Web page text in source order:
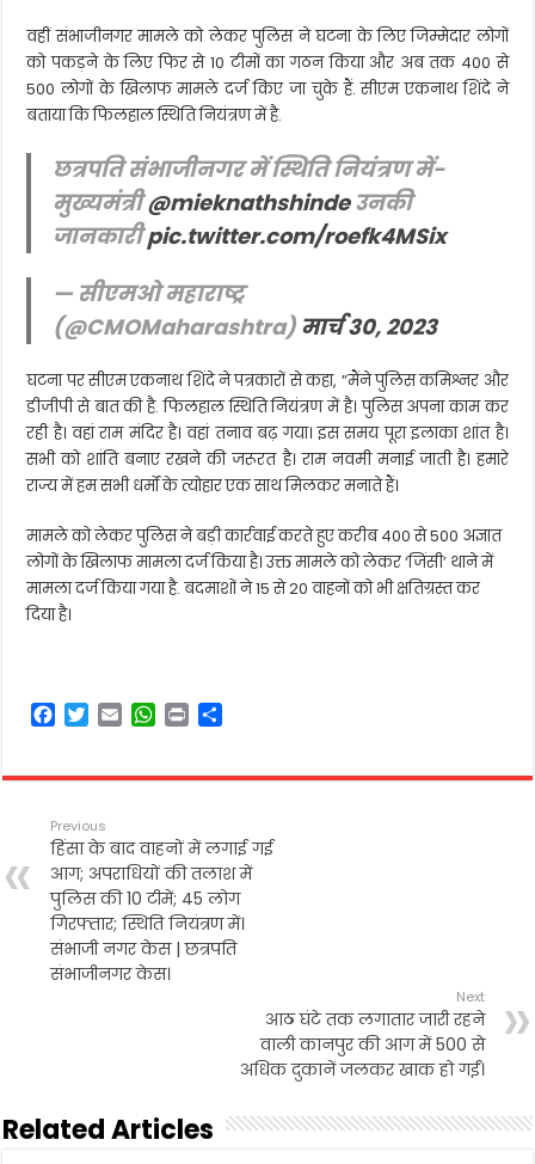
वहीं संभाजीनगर मामले को लेकर पुलिस ने घटना के लिए जिम्मेदार लोगों
को पकड़ने के लिए फिर से 10 टीमों का गठन किया और अब तक 400 से
500 लोगों के खिलाफ मामले दर्ज किए जा चुके हैं. सीएम एकनाथ शिंदे ने
बताया कि फिलहाल स्थिति नियंत्रण में है.
छत्रपति संभाजीनगर में स्थिति नियंत्रण में-
मुख्यमंत्री@mieknathshindeउनकी
जानकारीpic.twitter.com/roefk4MSix
— सीएमओ महाराष्ट्र
(@CMOMaharashtra) मार्च 30, 2023
घटना पर सीएम एकनाथ शिंदे ने पत्रकारों से कहा, ”मैंने पुलिस कमिश्नर और
डीजीपी से बात की है. फिलहाल स्थिति नियंत्रण में है। पुलिस अपना काम कर
रही है। वहां राम मंदिर है। वहां तनाव बढ़ गया। इस समय पूरा इलाका शांत है।
सभी को शांति बनाए रखने की जरूरत है। राम नवमी मनाई जाती है। हमारे
राज्य में हम सभी धर्मों के त्योहार एक साथ मिलकर मनाते हैं।
मामले को लेकर पुलिस ने बड़ी कार्रवाई करते हुए करीब 400 से 500 अज्ञात
लोगों के खिलाफ मामला दर्ज किया है। उक्त मामले को लेकर ‘जिंसी’ थाने में
मामला दर्ज किया गया है. बदमाशों ने 15 से 20 वाहनों को भी क्षतिग्रस्त कर
दिया है।
F
e
o
o
k
T
t
e
r
E
i
W
t
p
p
P
n
r
Previous
हिंसा के बाद वाहनों में लगाई गई
आग; अपराधियों की तलाश में
पुलिस की 10 टीमें; 45 लोग
गिरफ्तार; स्थिति नियंत्रण में।
संभाजी नगर केस | छत्रपति
संभाजीनगर केस।
Next
आठ घंटे तक लगातार जारी रहने
वाली कानपुर की आग में 500 से
अधिक दुकानें जलकर खाक हो गईं।
Related Articles